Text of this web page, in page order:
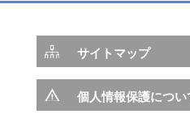
サイトマップ
個人情報保護につい